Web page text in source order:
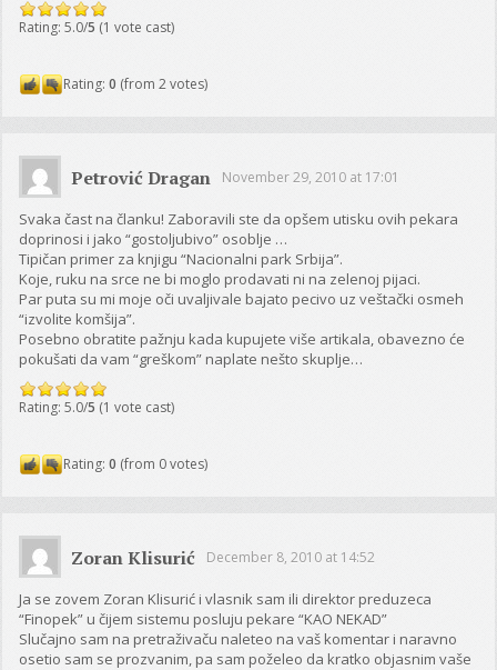
Rating: 5.0/5 (1 vote cast)
Rating:0 (from 2 votes)
Petrović Dragan November 29, 2010 at 17:01
Svaka čast na članku! Zaboravili ste da opšem utisku ovih pekara
doprinosi i jako “gostoljubivo” osoblje …
Tipičan primer za knjigu “Nacionalni park Srbija”.
Koje, ruku na srce ne bi moglo prodavati ni na zelenoj pijaci.
Par puta su mi moje oči uvaljivale bajato pecivo uz veštački osmeh
“izvolite komšija”.
Posebno obratite pažnju kada kupujete više artikala, obavezno će
pokušati da vam “greškom” naplate nešto skuplje…
Rating: 5.0/5 (1 vote cast)
Rating:0 (from 0 votes)
Zoran Klisurić December 8, 2010 at 14:52
Ja se zovem Zoran Klisurić i vlasnik sam ili direktor preduzeca
“Finopek” u čijem sistemu posluju pekare “KAO NEKAD”
Slučajno sam na pretraživaču naleteo na vaš komentar i naravno
osetio sam se prozvanim, pa sam poželeo da kratko objasnim vaše